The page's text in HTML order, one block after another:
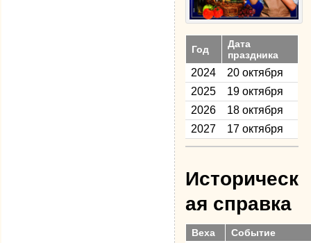
Год
Дата
праздника
2024
20 октября
2025
19 октября
2026
18 октября
2027
17 октября
Историческ
ая справка
Веха Событие